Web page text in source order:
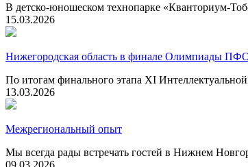
В детско-юношеском технопарке «Кванториум-
15.03.2026
Нижегородская область в финале Олимпиады
По итогам финального этапа XI
13.03.2026
Межрегиональный опыт
Мы всегда рады встречать гостей в Нижнем
09.03.2026